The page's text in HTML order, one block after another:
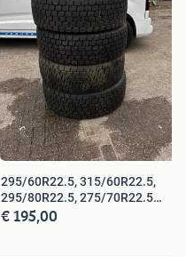
295/60R22.5, 315/60R22.5,
295/80R22.5, 275/70R22.5
covers
€ 195,00